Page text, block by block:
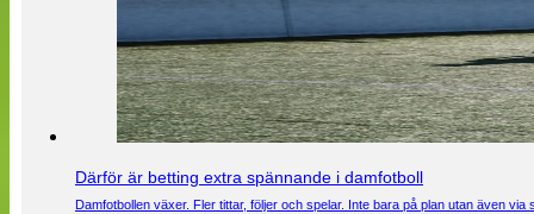
Därför är betting extra spännande i damfotboll
Damfotbollen växer. Fler tittar, följer och spelar. Inte bara på plan utan även